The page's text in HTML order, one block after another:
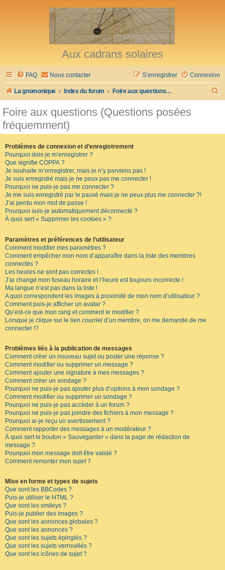
Aux cadrans solaires
FAQ Nous contacter Connexion
S’enregistrer
La gnomonique Index du forum Foire aux questions (Questions posées fréquemment)
Foire aux questions (Questions posées
fréquemment)
Problèmes de connexion et d’enregistrement
Pourquoi dois-je m’enregistrer ?
Que signifie COPPA ?
Je souhaite m’enregistrer, mais je n’y parviens pas !
Je suis enregistré mais je ne peux pas me connecter !
Pourquoi ne puis-je pas me connecter ?
Je me suis enregistré par le passé mais je ne peux plus me connecter ?!
J’ai perdu mon mot de passe !
Pourquoi suis-je automatiquement déconnecté ?
À quoi sert « Supprimer les cookies » ?
Paramètres et préférences de l’utilisateur
Comment modifier mes paramètres ?
Comment empêcher mon nom d’apparaître dans la liste des membres
connectés ?
Les heures ne sont pas correctes !
J’ai changé mon fuseau horaire et l’heure est toujours incorrecte !
Ma langue n’est pas dans la liste !
A quoi correspondent les images à proximité de mon nom d’utilisateur ?
Comment puis-je afficher un avatar ?
Qu’est-ce que mon rang et comment le modifier ?
Lorsque je clique sur le lien courriel d’un membre, on me demande de me
connecter !?
Problèmes liés à la publication de messages
Comment créer un nouveau sujet ou poster une réponse ?
Comment modifier ou supprimer un message ?
Comment ajouter une signature à mes messages ?
Comment créer un sondage ?
Pourquoi ne puis-je pas ajouter plus d’options à mon sondage ?
Comment modifier ou supprimer un sondage ?
Pourquoi ne puis-je pas accéder à un forum ?
Pourquoi ne puis-je pas joindre des fichiers à mon message ?
Pourquoi ai-je reçu un avertissement ?
Comment rapporter des messages à un modérateur ?
À quoi sert le bouton « Sauvegarder » dans la page de rédaction de
message ?
Pourquoi mon message doit être validé ?
Comment remonter mon sujet ?
Mise en forme et types de sujets
Que sont les BBCodes ?
Puis-je utiliser le HTML ?
Que sont les smileys ?
Puis-je publier des images ?
Que sont les annonces globales ?
Que sont les annonces ?
Que sont les sujets épinglés ?
Que sont les sujets verrouillés ?
Que sont les icônes de sujet ?